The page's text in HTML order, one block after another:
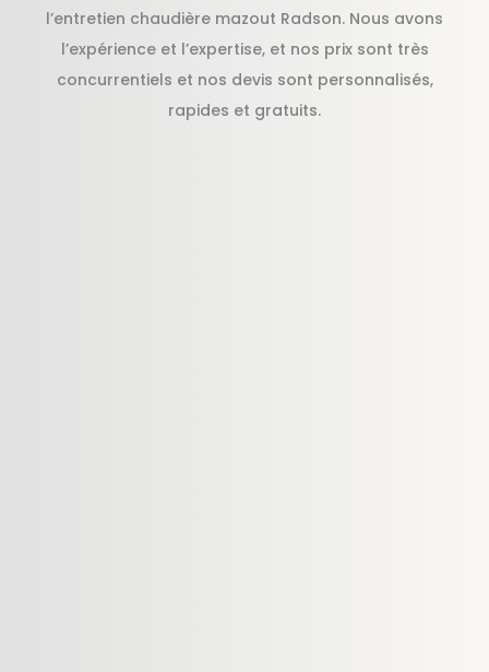
l’entretien chaudière mazout Radson. Nous avons
l’expérience et l’expertise, et nos prix sont très
concurrentiels et nos devis sont personnalisés,
rapides et gratuits.